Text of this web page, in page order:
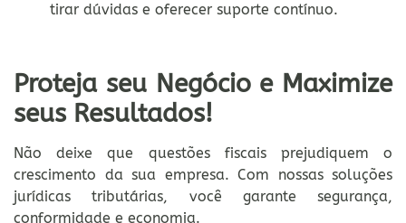
tirar dúvidas e oferecer suporte contínuo.
Proteja seu Negócio e Maximize
seus Resultados!
Não deixe que questões fiscais prejudiquem o
crescimento da sua empresa. Com nossas soluções
jurídicas tributárias, você garante segurança,
conformidade e economia.